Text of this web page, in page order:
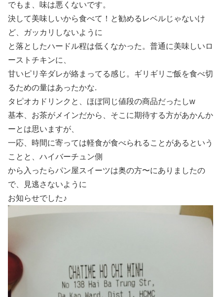
でもま、味は悪くないです。
決して美味しいから食べて！と勧めるレベルじゃないけ
ど、ガッカリしないように
と落としたハードル程は低くなかった。普通に美味しいロ
ーストチキンに、
甘いピリ辛ダレが絡まってる感じ。ギリギリご飯を食べ切
るための量はあったかな.
タピオカドリンクと、ほぼ同じ値段の商品だったしw
基本、お茶がメインだから、そこに期待する方があかんか
ーとは思いますが、
一応、時間に寄っては軽食が食べられることがあるという
ことと、ハイバーチュン側
から入ったらパン屋スイーツは奥の方〜にありましたの
で、見逃さないように
お知らせでした♪